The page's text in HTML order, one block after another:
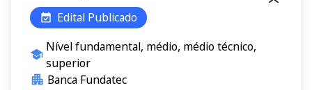
Edital Publicado
Nível fundamental, médio, médio técnico,
superior
Banca Fundatec